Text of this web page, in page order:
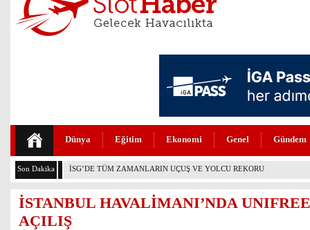
Dünya Eğitim Ekonomi Genel Gündem
Son Dakika İSG’DE TÜM ZAMANLARIN UÇUŞ VE YOLCU REKORU
İSTANBUL HAVALİMANI’NDA
AÇILIŞ